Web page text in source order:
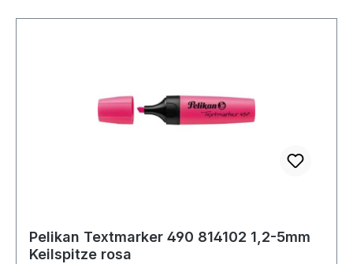
Pelikan Textmarker 490 814102 1,2-5mm
Keilspitze rosa